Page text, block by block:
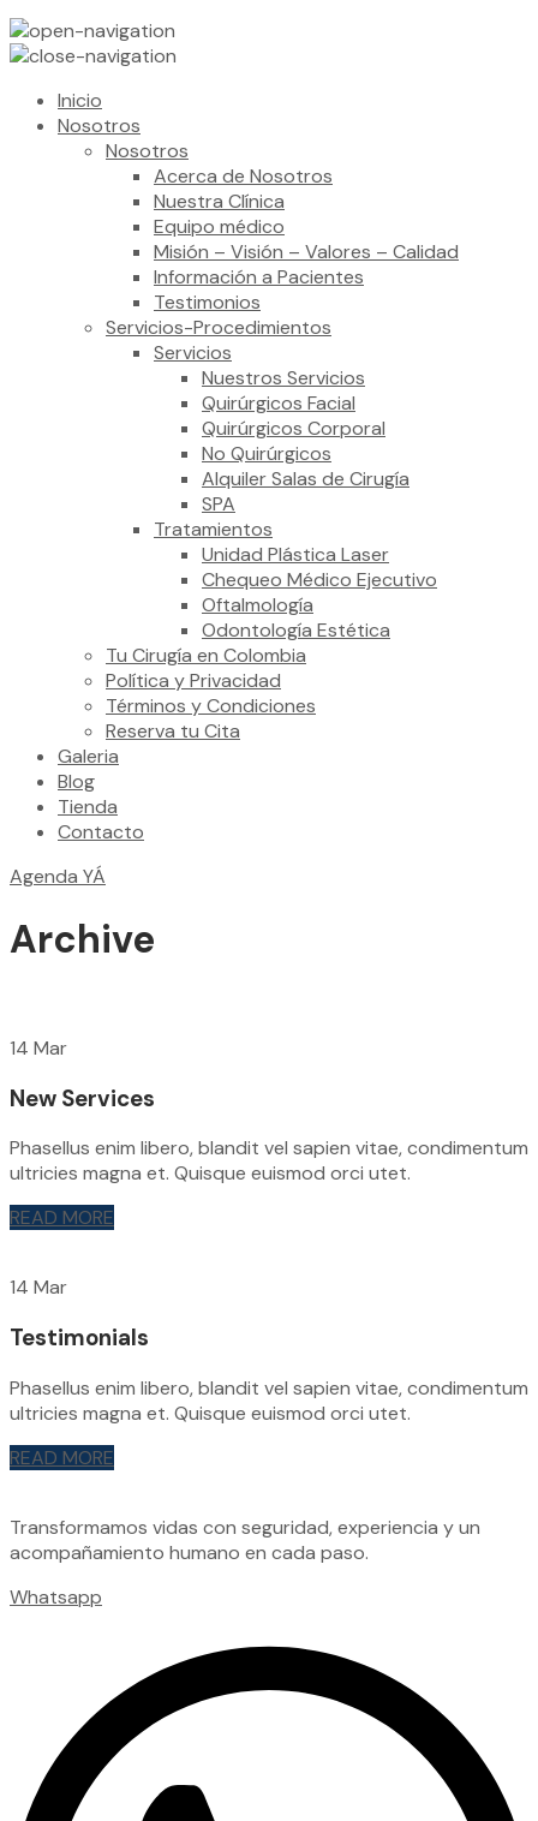
Inicio
Nosotros
Nosotros
Acerca de Nosotros
Nuestra Clínica
Equipo médico
Misión – Visión – Valores – Calidad
Información a Pacientes
Testimonios
Servicios-Procedimientos
Servicios
Nuestros Servicios
Quirúrgicos Facial
Quirúrgicos Corporal
No Quirúrgicos
Alquiler Salas de Cirugía
SPA
Tratamientos
Unidad Plástica Laser
Chequeo Médico Ejecutivo
Oftalmología
Odontología Estética
Tu Cirugía en Colombia
Política y Privacidad
Términos y Condiciones
Reserva tu Cita
Galeria
Blog
Tienda
Contacto
Agenda YÁ
Archive
14 Mar
New Services
Phasellus enim libero, blandit vel sapien vitae, condimentum
ultricies magna et. Quisque euismod orci utet.
READ MORE
14 Mar
Testimonials
Phasellus enim libero, blandit vel sapien vitae, condimentum
ultricies magna et. Quisque euismod orci utet.
READ MORE
Transformamos vidas con seguridad, experiencia y un
acompañamiento humano en cada paso.
Whatsapp